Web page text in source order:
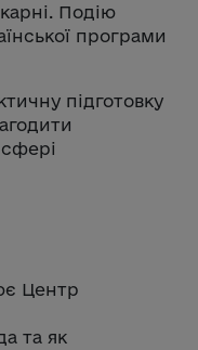
Подію
програми
підготовку
Центр
та як